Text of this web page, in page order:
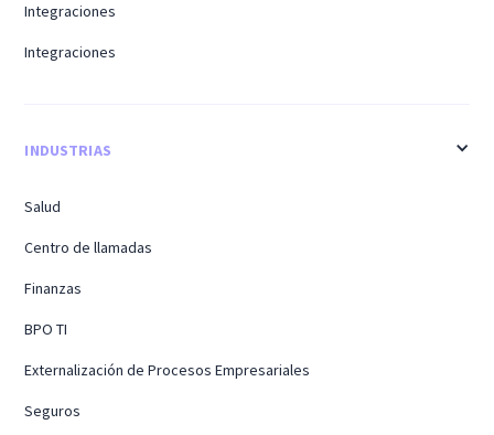
Integraciones
Integraciones
INDUSTRIAS
Salud
Centro de llamadas
Finanzas
BPO TI
Externalización de Procesos Empresariales
Seguros